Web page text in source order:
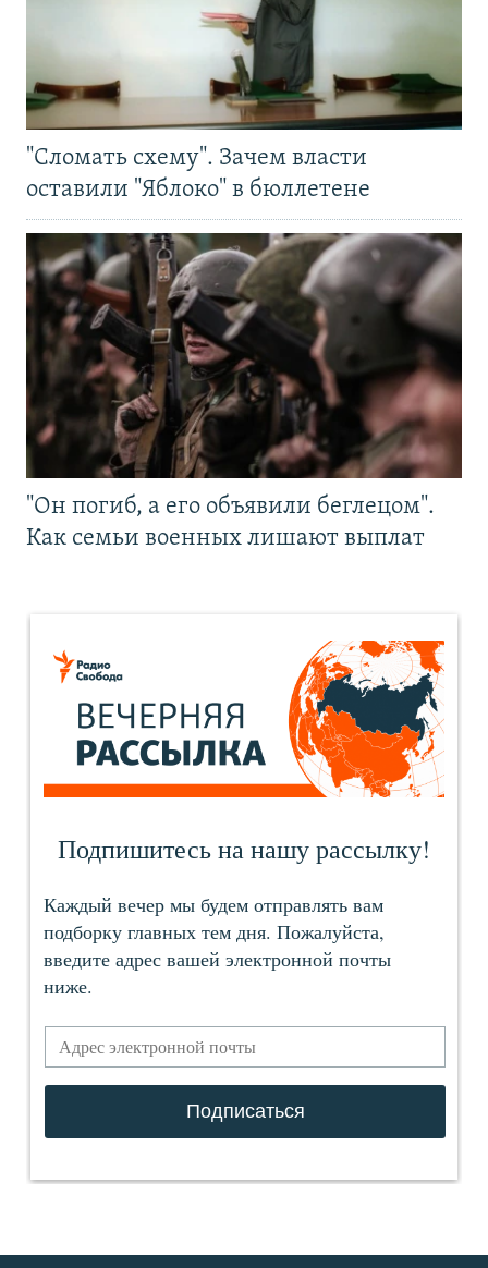
"Сломать схему". Зачем власти
оставили "Яблоко" в бюллетене
"Он погиб, а его объявили беглецом".
Как семьи военных лишают выплат